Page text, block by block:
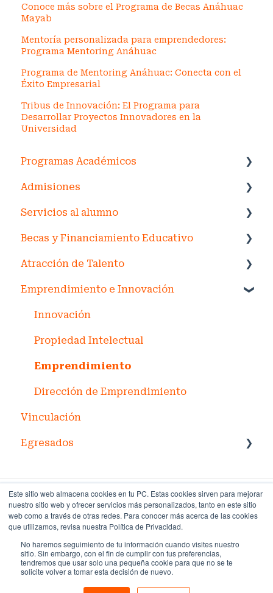
Este sitio web almacena cookies en tu PC. Estas cookies sirven para mejorar
nuestro sitio web y ofrecer servicios más personalizados, tanto en este sitio
web como a través de otras redes. Para conocer más acerca de las cookies
que utilizamos, revisa nuestra Política de Privacidad.
No haremos seguimiento de tu información cuando visites nuestro
sitio. Sin embargo, con el fin de cumplir con tus preferencias,
tendremos que usar solo una pequeña cookie para que no se te
solicite volver a tomar esta decisión de nuevo.
Conoce más sobre el Programa de Becas Anáhuac
Mayab
Mentoría personalizada para emprendedores:
Programa Mentoring Anáhuac
Programa de Mentoring Anáhuac: Conecta con el
Éxito Empresarial
Tribus de Innovación: El Programa para
Desarrollar Proyectos Innovadores en la
Universidad
Programas Académicos
Licenciatura
Posgrado
Educación Continua
Holberton School
Admisiones
Posgrado
Licenciatura
Servicios al alumno
Biblioteca
Mayabús
Empleabilidad by Simplicity
Catálogo de Beneficios
Servicios Escolares
Servicio Social
Becas y Financiamiento Educativo
Becas
Financiamiento Educativo
Atracción de Talento
Personal de planta
Personal por honorarios
Emprendimiento e Innovación
Innovación
Propiedad Intelectual
Emprendimiento
Dirección de Emprendimiento
Vinculación
Egresados
Centro de ayuda
merida.anahuac.mx
Copyright © 2026,
Universidad Anáhuac